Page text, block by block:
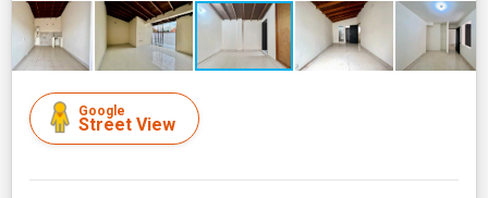
Google
Street View